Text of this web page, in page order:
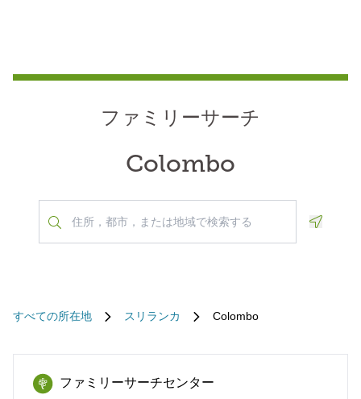
ファミリーサーチ
Colombo
すべての所在地 スリランカ Colombo
ファミリーサーチセンター